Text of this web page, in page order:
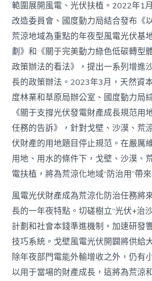
範圍展開風電、光伏扶植。2022年1
改造委員會、國度動力局結合發布《
荒涼地域為重點的年夜型風電光伏基
劃》和《關于完美動力綠色低碳轉型
政策辦法的看法》，提出一系列增進
長的政策辦法。2023年3月，天然資
度林業和草原局辦公室、國度動力局
《關于支撐光伏發電財產成長規范用
任務的告訴》，針對戈壁、沙漠、荒
伏財產的用地題目停止規范。在嚴厲
用地、用水的條件下，戈壁、沙漠、
電扶植，將為荒涼化地域“防治用”帶來
風電光伏財產成為荒涼化防治任務將
長的一年夜特點。切磋樹立“光伏+治
計劃和社會本錢準進機制，加速研發
技巧系統。戈壁風電光伏開闢將供給
除年夜部門電能外輸增收之外，仍有
以用于當場的財產成長，這將為荒涼